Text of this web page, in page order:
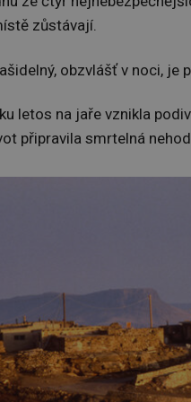
zůstávají.
obzvlášť v noci, je
letos na jaře vznikla
připravila smrtelná